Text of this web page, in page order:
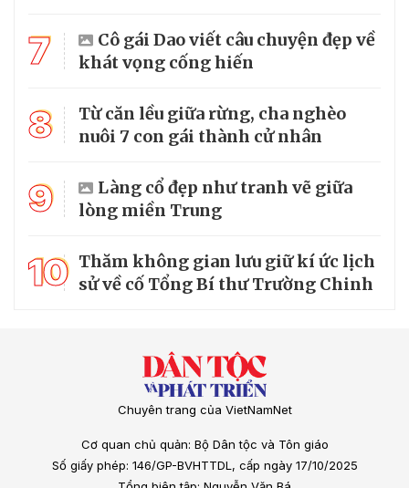
7
Cô gái Dao viết câu chuyện đẹp về
khát vọng cống hiến
8
Từ căn lều giữa rừng, cha nghèo
nuôi 7 con gái thành cử nhân
9
Làng cổ đẹp như tranh vẽ giữa
lòng miền Trung
10 Thăm không gian lưu giữ kí ức lịch
sử về cố Tổng Bí thư Trường Chinh
Chuyên trang của VietNamNet
Cơ quan chủ quản: Bộ Dân tộc và Tôn giáo
Số giấy phép: 146/GP-BVHTTDL, cấp ngày 17/10/2025